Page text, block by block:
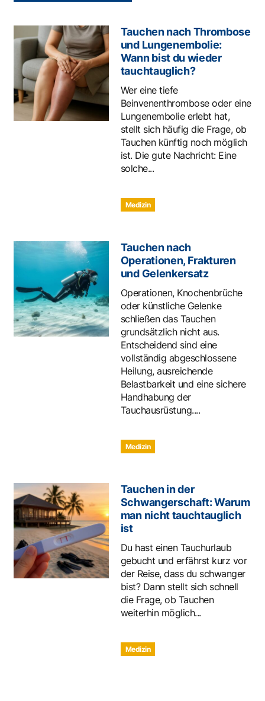
Tauchen nach Thrombose
und Lungenembolie:
Wann bist du wieder
tauchtauglich?
Wer eine tiefe
Beinvenenthrombose oder eine
Lungenembolie erlebt hat,
stellt sich häufig die Frage, ob
Tauchen künftig noch möglich
ist. Die gute Nachricht: Eine
solche...
Medizin
Tauchen nach
Operationen, Frakturen
und Gelenkersatz
Operationen, Knochenbrüche
oder künstliche Gelenke
schließen das Tauchen
grundsätzlich nicht aus.
Entscheidend sind eine
vollständig abgeschlossene
Heilung, ausreichende
Belastbarkeit und eine sichere
Handhabung der
Tauchausrüstung....
Medizin
Tauchen in der
Schwangerschaft: Warum
man nicht tauchtauglich
ist
Du hast einen Tauchurlaub
gebucht und erfährst kurz vor
der Reise, dass du schwanger
bist? Dann stellt sich schnell
die Frage, ob Tauchen
weiterhin möglich...
Medizin